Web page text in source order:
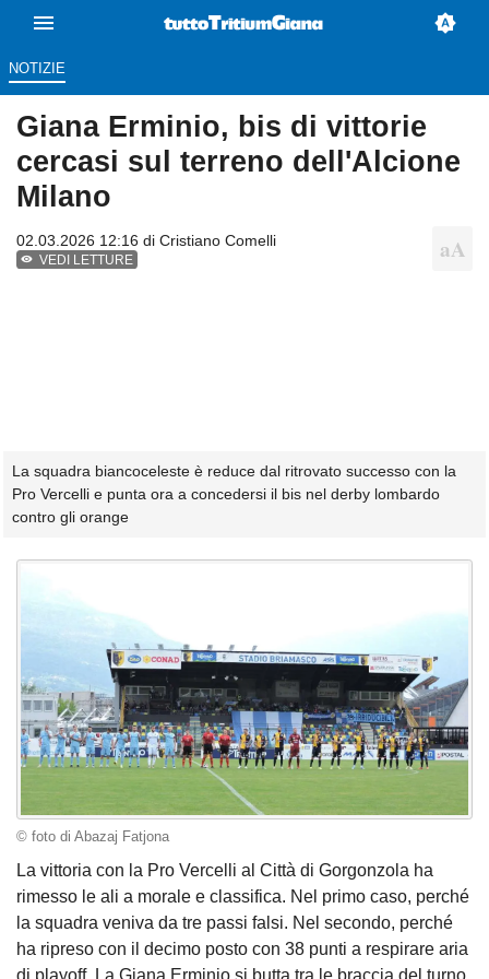
NOTIZIE
Giana Erminio, bis di vittorie
cercasi sul terreno dell'Alcione
Milano
02.03.2026 12:16 di Cristiano Comelli
VEDI LETTURE
La squadra biancoceleste è reduce dal ritrovato successo con la
Pro Vercelli e punta ora a concedersi il bis nel derby lombardo
contro gli orange
© foto di Abazaj Fatjona
La vittoria con la Pro Vercelli al Città di Gorgonzola ha
rimesso le ali a morale e classifica. Nel primo caso, perché
la squadra veniva da tre passi falsi. Nel secondo, perché
ha ripreso con il decimo posto con 38 punti a respirare aria